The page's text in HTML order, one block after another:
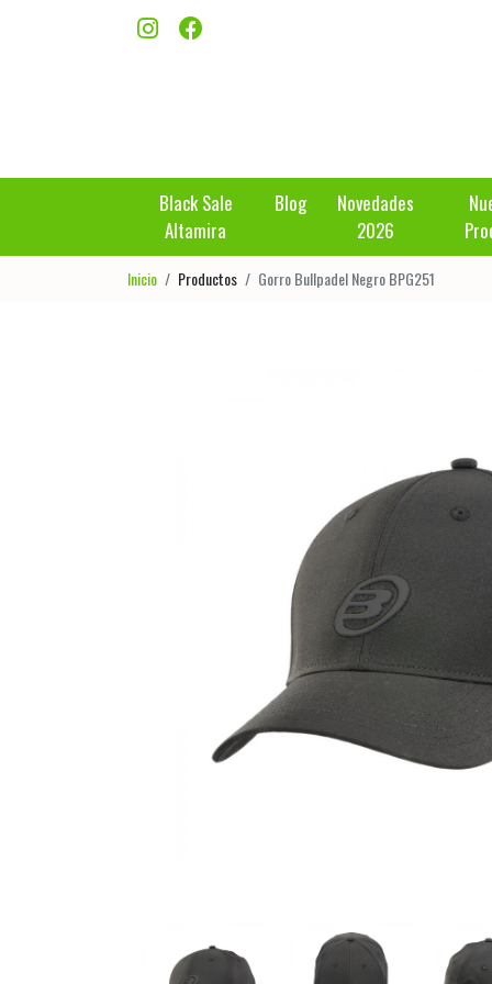
Black Sale
Altamira
Blog
Novedades
2026
Inicio Productos Gorro Bullpadel Negro BPG251